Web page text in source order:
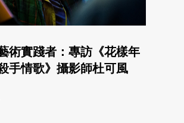
術實踐者：專訪《花樣年
手情歌》攝影師杜可風